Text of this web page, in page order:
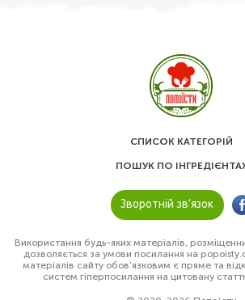
СПИСОК КАТЕГОРІЙ
ПОШУК ПО
Зворотній зв’язок
Використання будь-яких матеріалів,
дозволяється за умови посилання на
матеріалів сайту обов’язковим є пряме та
систем гіперпосилання на цитовану